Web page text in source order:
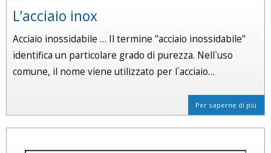
L’acciaio inox
Acciaio inossidabile … Il termine "acciaio inossidabile"
identifica un particolare grado di purezza. Nell`uso
comune, il nome viene utilizzato per l`acciaio…
Per saperne di più